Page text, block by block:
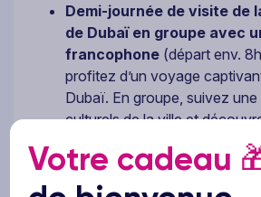
Demi-journée de visite de
de Dubaï en groupe avec
francophone (départ env.
profitez d’un voyage
Dubaï. En groupe, suivez
culturels de la ville et
ethnique ainsi que les
ce lieu. Débutez la visite dans
historique d’Al Fahidi, l’un des
Votre cadeau